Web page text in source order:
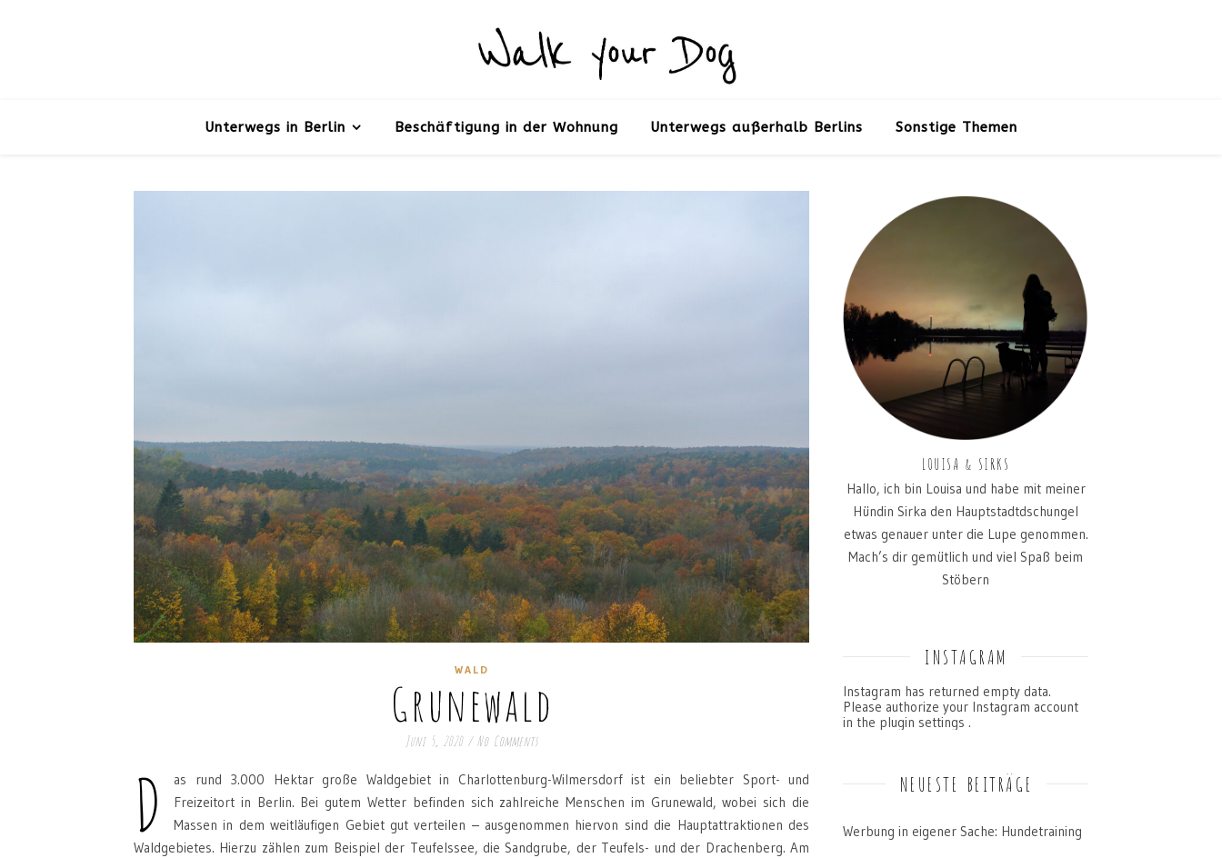
Unterwegs in Berlin Beschäftigung in der Wohnung Unterwegs außerhalb Berlins Sonstige Themen
WALD
Grunewald
Juni 5, 2020 / No Comments
D
as rund 3.000 Hektar große Waldgebiet in Charlottenburg-Wilmersdorf ist ein beliebter Sport- und
Freizeitort in Berlin. Bei gutem Wetter befinden sich zahlreiche Menschen im Grunewald, wobei sich die
Massen in dem weitläufigen Gebiet gut verteilen – ausgenommen hiervon sind die Hauptattraktionen des
Waldgebietes. Hierzu zählen zum Beispiel der Teufelssee, die Sandgrube, der Teufels- und der Drachenberg. Am
LOUISA & SIRKS
Hallo, ich bin Louisa und habe mit meiner
Hündin Sirka den Hauptstadtdschungel
etwas genauer unter die Lupe genommen.
Mach’s dir gemütlich und viel Spaß beim
Stöbern
INSTAGRAM
Instagram has returned empty data.
Please authorize your Instagram account
in the plugin settings .
NEUESTE BEITRÄGE
Werbung in eigener Sache: Hundetraining